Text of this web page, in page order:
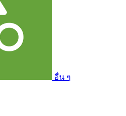
อื่น ๆ